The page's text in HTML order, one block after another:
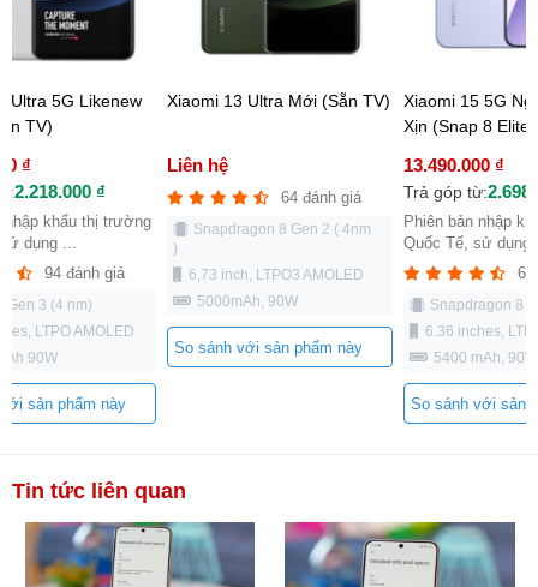
Ultra 5G Likenew
TV)
₫
2.218.000 ₫
nhập khẩu thị trường
dụng ...
94 đánh giá
Gen 3 (4 nm)
LTPO AMOLED
90W
sản phẩm này
Xiaomi 13 Ultra Mới (Sẵn TV)
Liên hệ
64 đánh giá
Snapdragon 8 Gen 2 ( 4nm
)
6,73 inch, LTPO3 AMOLED
5000mAh, 90W
So sánh với sản phẩm này
Xiaomi 15 5G
Xịn (Snap 8 Elite)
13.490.000 ₫
Trả góp từ:
Phiên bản nhập
Quốc Tế, sử dụng
60
Snapdragon 8
6.36 inches,
5400 mAh, 90W
So sánh với sản
Tin tức liên quan